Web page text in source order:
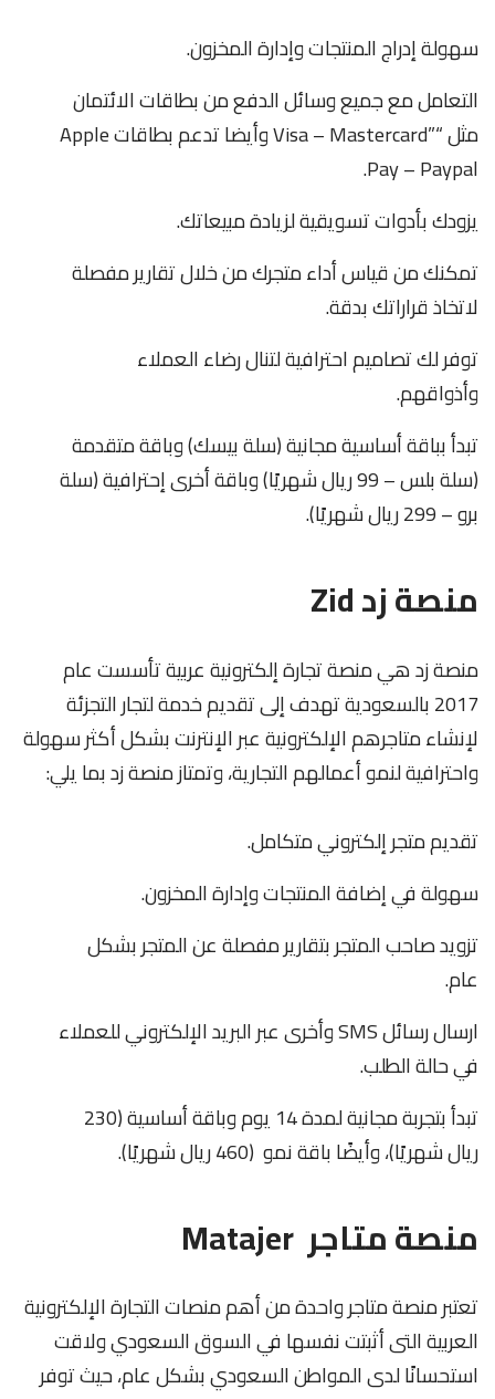
سهولة إدراج المنتجات وإدارة المخزون.
التعامل مع جميع وسائل الدفع من بطاقات الائتمان
مثل “”Visa – Mastercard وأيضا تدعم بطاقات Apple
Pay – Paypal.
يزودك بأدوات تسويقية لزيادة مبيعاتك.
تمكنك من قياس أداء متجرك من خلال تقارير مفصلة
لاتخاذ قراراتك بدقة.
توفر لك تصاميم احترافية لتنال رضاء العملاء
وأذواقهم.
تبدأ بباقة أساسية مجانية (سلة بيسك) وباقة متقدمة
(سلة بلس – 99 ريال شهريًا) وباقة أخرى إحترافية (سلة
برو – 299 ريال شهريًا).
منصة زد Zid
منصة زد هي منصة تجارة إلكترونية عربية تأسست عام
2017 بالسعودية تهدف إلى تقديم خدمة لتجار التجزئة
لإنشاء متاجرهم الإلكترونية عبر الإنترنت بشكل أكثر سهولة
واحترافية لنمو أعمالهم التجارية، وتمتاز منصة زد بما يلي:
تقديم متجر إلكتروني متكامل.
سهولة في إضافة المنتجات وإدارة المخزون.
تزويد صاحب المتجر بتقارير مفصلة عن المتجر بشكل
عام.
ارسال رسائل SMS وأخرى عبر البريد الإلكتروني للعملاء
في حالة الطلب.
تبدأ بتجربة مجانية لمدة 14 يوم وباقة أساسية (230
ريال شهريًا)، وأيضًا باقة نمو (460 ريال شهريًا).
منصة متاجر Matajer
تعتبر منصة متاجر واحدة من أهم منصات التجارة الإلكترونية
العربية التى أثبتت نفسها في السوق السعودي ولاقت
استحسانًا لدى المواطن السعودي بشكل عام، حيث توفر